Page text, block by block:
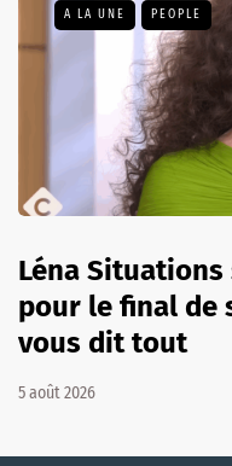
A LA UNE PEOPLE
Léna Situations
pour le final de
vous dit tout
5 août 2026